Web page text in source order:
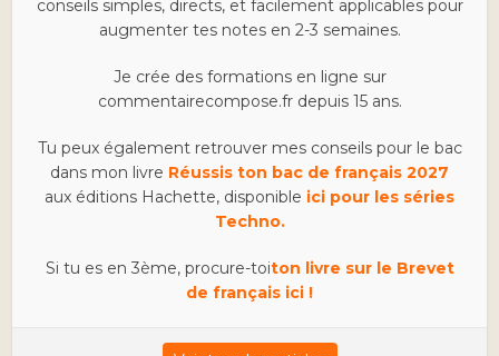
conseils simples, directs, et facilement applicables pour
augmenter tes notes en 2-3 semaines.
Je crée des formations en ligne sur
commentairecompose.fr depuis 15 ans.
Tu peux également retrouver mes conseils pour le bac
dans mon livre Réussis ton bac de français 2027
aux éditions Hachette, disponible ici pour les séries
Techno.
Si tu es en 3ème, procure-toiton livre sur le Brevet
de français ici !